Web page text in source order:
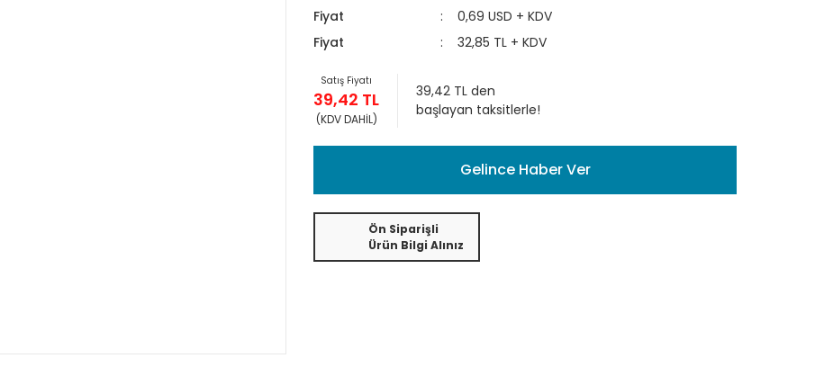
Fiyat
0,69 USD + KDV
Fiyat
32,85 TL + KDV
Satış Fiyatı
39,42 TL
(KDV DAHİL)
39,42 TL den
başlayan taksitlerle!
Gelince Haber Ver
Ön Siparişli
Ürün Bilgi Alınız